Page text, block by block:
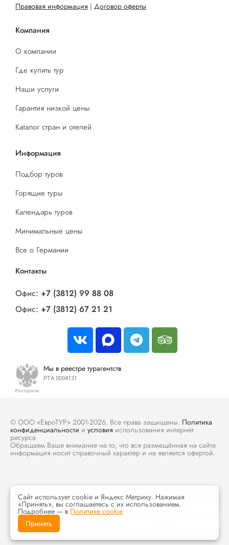
Правовая информация | Договор оферты
Компания
О компании
Где купить тур
Наши услуги
Гарантия низкой цены
Каталог стран и отелей
Информация
Подбор туров
Горящие туры
Календарь туров
Минимальные цены
Все о Германии
Контакты
Офис: +7 (3812) 99 88 08
Офис: +7 (3812) 67 21 21
Мы в реестре турагентств
РТА 0004131
© ООО «ЕвроТУР» 2001-2026. Все права защищены. Политика
конфиденциальности и условия использования интернет
ресурса
Обращаем Ваше внимание на то, что вся размещённая на сайте
информация носит справочный характер и не является офертой.
Сайт использует cookie и Яндекс Метрику. Нажимая
«Принять», вы соглашаетесь с их использованием.
Подробнее — в Политике cookie
Принять